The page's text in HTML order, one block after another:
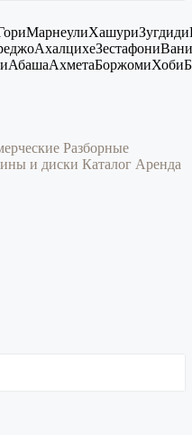
МарнеулиХашуриЗугдиди
АхалцихеЗестафониВани
АбашаАхметаБоржомиХоби
Разборные
и диски Каталог Аренда